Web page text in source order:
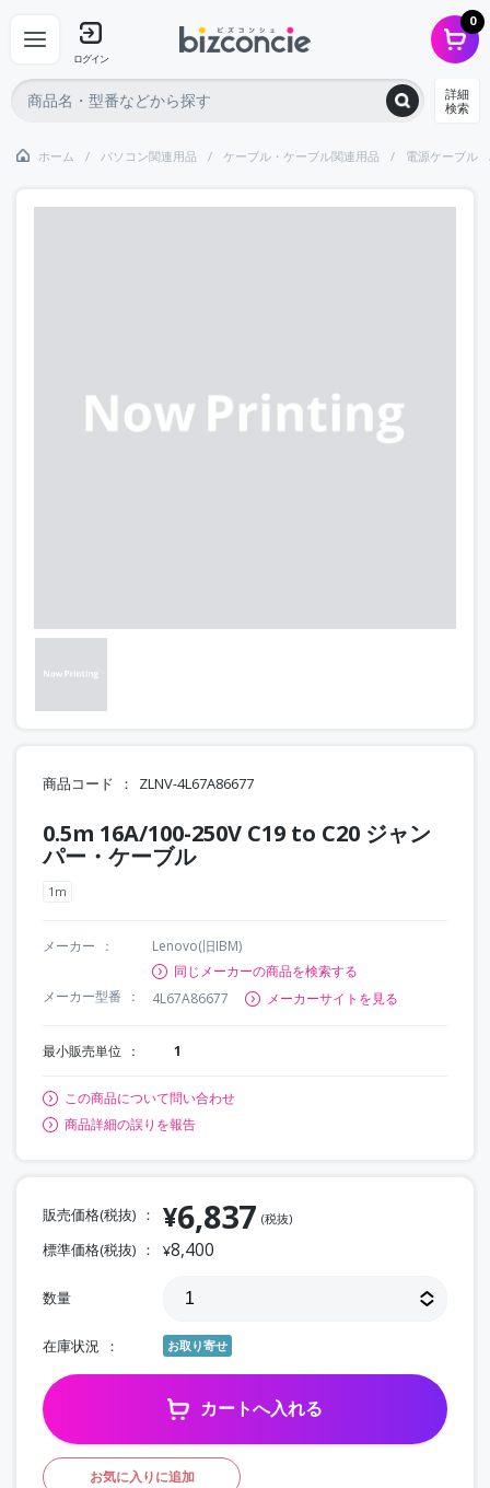
ログイン
0
詳細
検索
ホーム パソコン関連用品 ケーブル・ケーブル関連用品 電源ケーブル
商品コード ZLNV-4L67A86677
0.5m 16A/100-250V C19 to C20 ジャン
パー・ケーブル
1m
メーカー
Lenovo(旧IBM)
同じメーカーの商品を検索する
メーカー型番
4L67A86677 メーカーサイトを見る
最小販売単位 1
この商品について問い合わせ
商品詳細の誤りを報告
販売価格(税抜) ¥6,837 (税抜)
標準価格(税抜) ¥8,400
数量
在庫状況 お取り寄せ
カートへ入れる
お気に入りに追加